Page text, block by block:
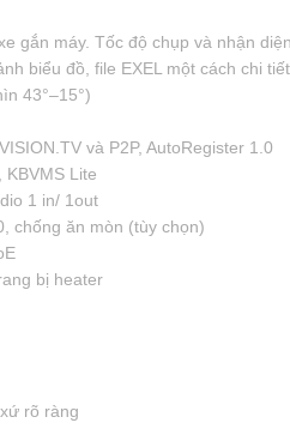
gắn máy. Tốc độ chụp và nhận
biểu đồ, file EXEL một cách chi
43°–15°)
và P2P, AutoRegister 1.0
KBVMS Lite
1 in/ 1out
chống ăn mòn (tùy chọn)
bị heater
rõ ràng